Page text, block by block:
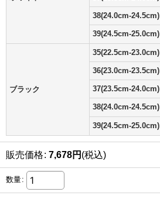
38(24.0cm-24.5cm)
39(24.5cm-25.0cm)
ブラック
35(22.5cm-23.0cm)
36(23.0cm-23.5cm)
37(23.5cm-24.0cm)
38(24.0cm-24.5cm)
39(24.5cm-25.0cm)
販売価格: 7,678円 (税込)
数量: